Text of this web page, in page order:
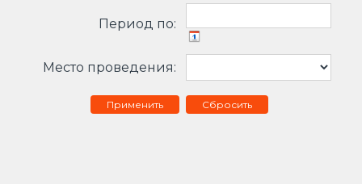
Период по:
Место проведения:
Сбросить